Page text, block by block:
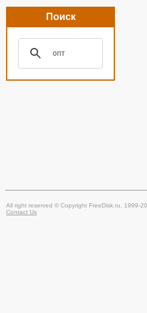
Поиск
All right reserved © Copyright FreeDisk.ru, 1999-
Contact Us